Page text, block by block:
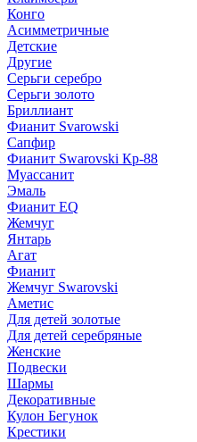
Конго
Асимметричные
Детские
Другие
Серьги серебро
Серьги золото
Бриллиант
Фианит Svarowski
Сапфир
Фианит Swarovski Кр-88
Муассанит
Эмаль
Фианит EQ
Жемчуг
Янтарь
Агат
Фианит
Жемчуг Swarovski
Аметис
Для детей золотые
Для детей серебряные
Женские
Подвески
Шармы
Декоративные
Кулон Бегунок
Крестики